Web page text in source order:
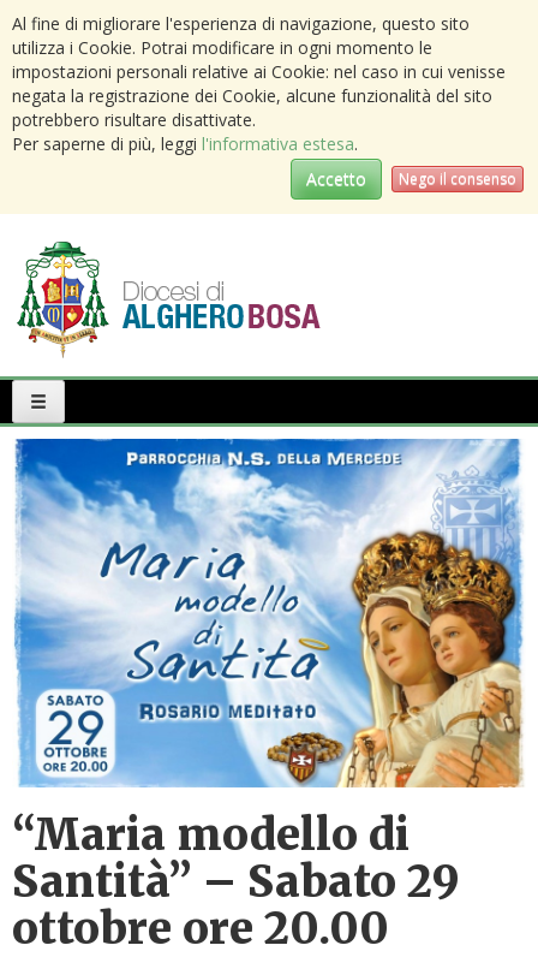
Al fine di migliorare l'esperienza di navigazione, questo sito
utilizza i Cookie. Potrai modificare in ogni momento le
impostazioni personali relative ai Cookie: nel caso in cui venisse
negata la registrazione dei Cookie, alcune funzionalità del sito
potrebbero risultare disattivate.
Per saperne di più, leggi l'informativa estesa.
Accetto
Nego il consenso
Menu
“Maria modello di
Santità” – Sabato 29
ottobre ore 20.00